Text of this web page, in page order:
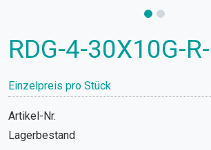
RDG-4-30X10G-
Einzelpreis pro Stück
Artikel-Nr.
Lagerbestand